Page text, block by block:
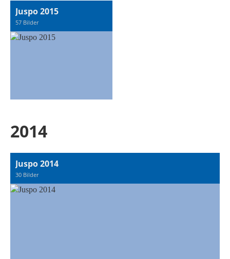
Juspo 2015
57 Bilder
2014
Juspo 2014
30 Bilder